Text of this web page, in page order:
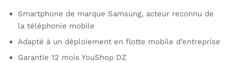
Smartphone de marque Samsung, acteur reconnu de
la téléphonie mobile
Adapté à un déploiement en flotte mobile d’entreprise
Garantie 12 mois YouShop DZ